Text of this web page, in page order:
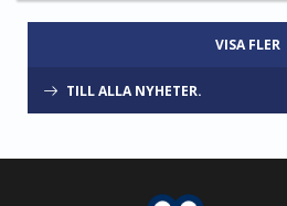
VISA FLER
TILL ALLA NYHETER.